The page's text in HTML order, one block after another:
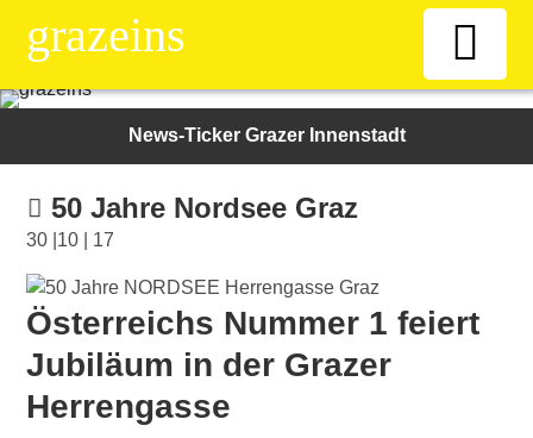
grazeins
Willkommen
Kiosk
Frauen
Senioren
News-Ticker Grazer Innenstadt
50 Jahre Nordsee Graz
30 |10 | 17
Österreichs Nummer 1 feiert
Jubiläum in der Grazer
Herrengasse